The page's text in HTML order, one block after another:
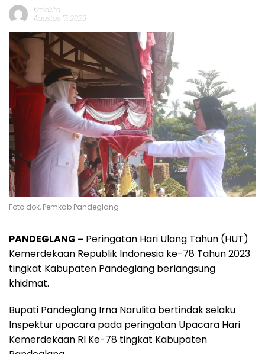
Katakita
Agustus 17, 2023
Foto dok, Pemkab Pandeglang
PANDEGLANG – Peringatan Hari Ulang Tahun (HUT)
Kemerdekaan Republik Indonesia ke-78 Tahun 2023
tingkat Kabupaten Pandeglang berlangsung
khidmat.
Bupati Pandeglang Irna Narulita bertindak selaku
Inspektur upacara pada peringatan Upacara Hari
Kemerdekaan RI Ke-78 tingkat Kabupaten